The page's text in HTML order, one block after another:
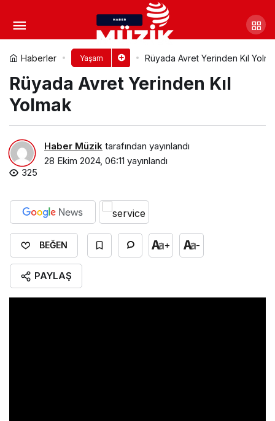
Haberler Yaşam Rüyada Avret Yerinden Kıl
Rüyada Avret Yerinden Kıl
Yolmak​
Haber Müzik tarafından yayınlandı
28 Ekim 2024, 06:11 yayınlandı
325
BEĞEN + -
PAYLAŞ
Rüyada Avret Yerinde Uzun Kıl
Görmek​Yorum Yap